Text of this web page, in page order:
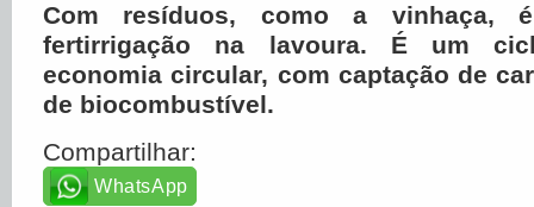
Com resíduos, como a vinhaça,
fertirrigação na lavoura. É um
economia circular, com captação de
de biocombustível.
Compartilhar:
WhatsApp